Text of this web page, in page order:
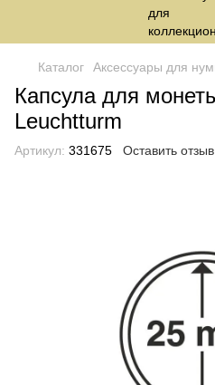
Каталог Аксессуары для
Капсула для
Leuchtturm
Артикул: 331675 Оставить отзыв